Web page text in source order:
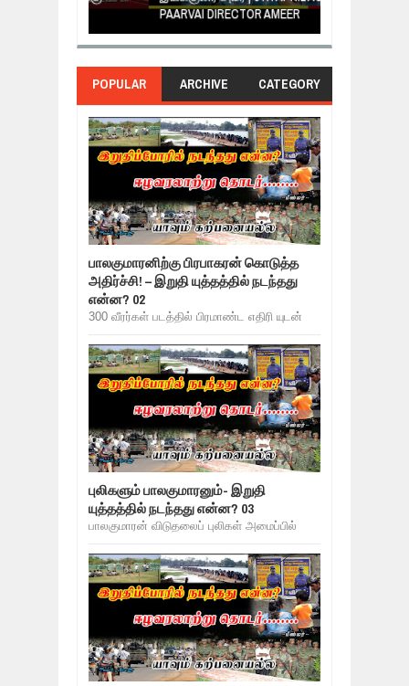
PAARVAI DIRECTOR AMEER
POPULAR ARCHIVE CATEGORY
பாலகுமாரனிற்கு பிரபாகரன் கொடுத்த
அதிர்ச்சி! – இறுதி யுத்தத்தில் நடந்தது
என்ன? 02
300 வீரர்கள் படத்தில் பிரமாண்ட எதிரி யுடன்
புலிகளும் பாலகுமாரனும்- இறுதி
யுத்தத்தில் நடந்தது என்ன? 03
பாலகுமாரன் விடுதலைப் புலிகள் அமைப்பில்